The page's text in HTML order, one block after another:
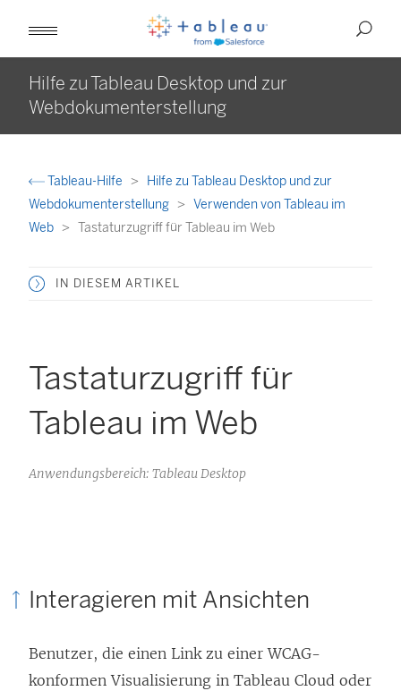
Hilfe zu Tableau Desktop und zur
Webdokumenterstellung
Tableau-Hilfe
Hilfe zu Tableau Desktop und zur
Webdokumenterstellung
Verwenden von Tableau im
Web
Tastaturzugriff für Tableau im Web
IN DIESEM ARTIKEL
Tastaturzugriff für
Tableau im Web
Anwendungsbereich: Tableau Desktop
Interagieren mit Ansichten
Benutzer, die einen Link zu einer WCAG-
konformen Visualisierung in Tableau Cloud oder